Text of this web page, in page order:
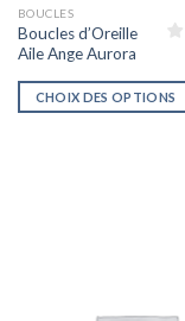
BOUCLES
Boucles d’Oreille
Aile Ange Aurora
CHOIX DES OPTIONS